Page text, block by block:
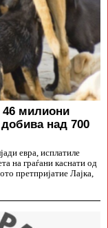
46 милиони
над 700
евра, исплатиле
на граѓани каснати од
претпријатие Лајка,